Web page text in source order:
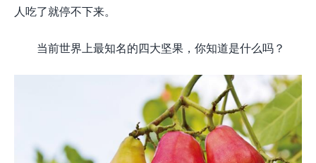
人吃了就停不下来。
当前世界上最知名的四大坚果，你知道是什么吗？